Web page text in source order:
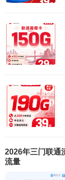
2026年三门联通
流量